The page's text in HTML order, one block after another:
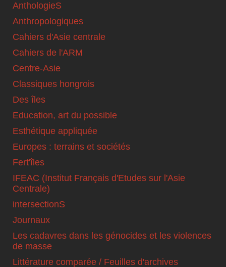
AnthologieS
Anthropologiques
Cahiers d'Asie centrale
Cahiers de l'ARM
Centre-Asie
Classiques hongrois
Des îles
Education, art du possible
Esthétique appliquée
Europes : terrains et sociétés
Fert'îles
IFEAC (Institut Français d'Etudes sur l'Asie
Centrale)
intersectionS
Journaux
Les cadavres dans les génocides et les violences
de masse
Littérature comparée / Feuilles d'archives